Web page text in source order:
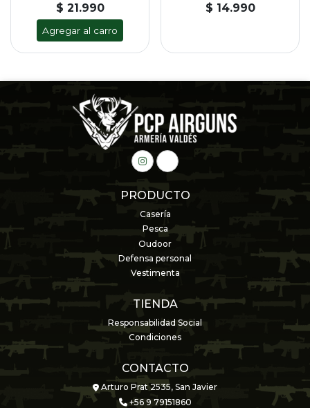
$ 21.990
Agregar al carro
$ 14.990
PRODUCTO
Casería
Pesca
Oudoor
Defensa personal
Vestimenta
TIENDA
Responsabilidad Social
Condiciones
CONTACTO
Arturo Prat 2535, San Javier
+56 9 79151860